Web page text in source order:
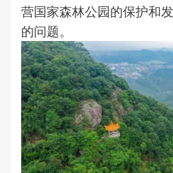
营国家森林公园的保护和
的问题。